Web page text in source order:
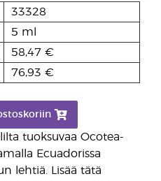
tuoksuvaa Ocotea-
Ecuadorissa
lehtiä. Lisää tätä
33328
5 ml
58,47 €
76,93 €